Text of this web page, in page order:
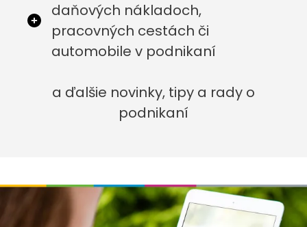
daňových nákladoch,
pracovných cestách či
automobile v podnikaní
a ďalšie novinky, tipy a rady o
podnikaní